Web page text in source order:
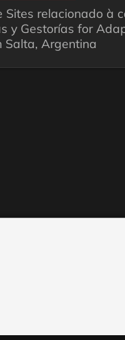
Sites relacionado à
y Gestorías for
Salta, Argentina